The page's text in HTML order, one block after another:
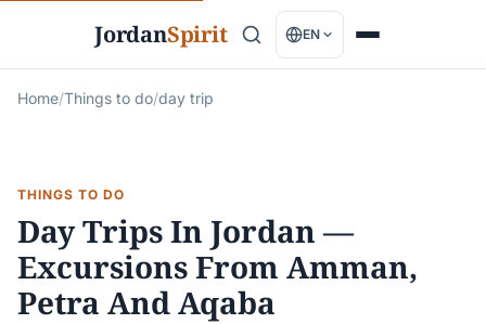
JordanSpirit EN
Home/Things to do/day trip
THINGS TO DO
Day Trips In Jordan —
Excursions From Amman,
Petra And Aqaba